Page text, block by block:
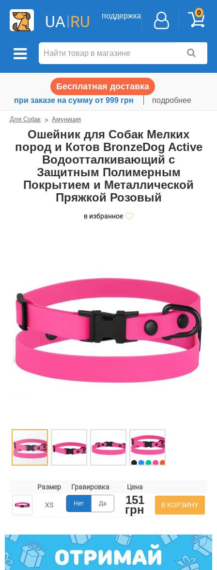
UA RU поддержка 0
Бесплатная доставка
при заказе на сумму от 999 грн подробнее
Для Собак Амуниция
Ошейник для Собак Мелких
пород и Котов BronzeDog Active
Водоотталкивающий с
Защитным Полимерным
Покрытием и Металлической
Пряжкой Розовый
в избранное
Размер Гравировка Цена
XS Нет Да 151
грн В КОРЗИНУ